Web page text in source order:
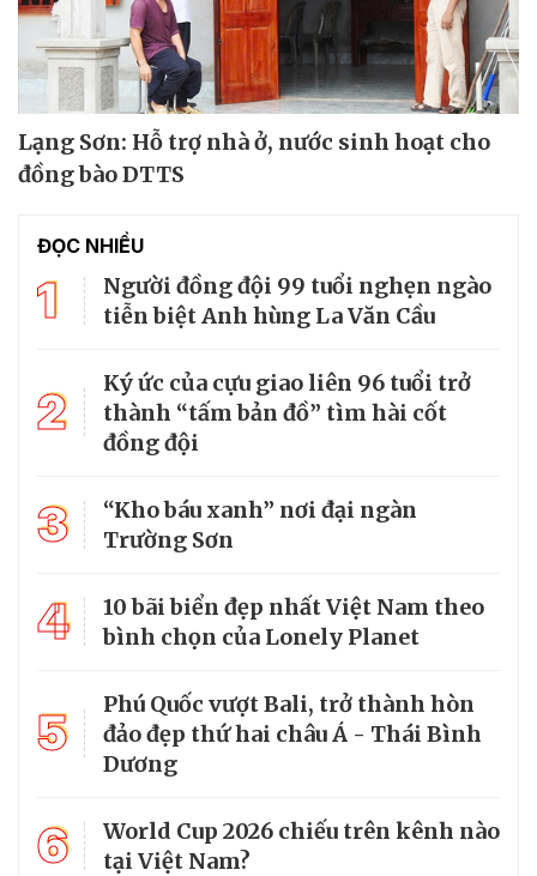
Lạng Sơn: Hỗ trợ nhà ở, nước sinh hoạt cho
đồng bào DTTS
ĐỌC NHIỀU
1
Người đồng đội 99 tuổi nghẹn ngào
tiễn biệt Anh hùng La Văn Cầu
2
Ký ức của cựu giao liên 96 tuổi trở
thành “tấm bản đồ” tìm hài cốt
đồng đội
3
“Kho báu xanh” nơi đại ngàn
Trường Sơn
4
10 bãi biển đẹp nhất Việt Nam theo
bình chọn của Lonely Planet
5
Phú Quốc vượt Bali, trở thành hòn
đảo đẹp thứ hai châu Á - Thái Bình
Dương
6
World Cup 2026 chiếu trên kênh nào
tại Việt Nam?